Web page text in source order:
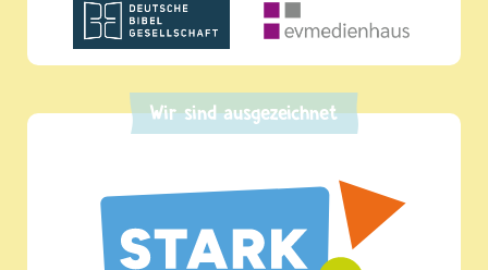
Wir sind ausgezeichnet